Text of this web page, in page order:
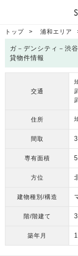
トップ 浦和エリア
ガ－デンシティ－渋
貸物件情報
交通
住所
間取
専有面積
方位
建物種別/構造
階/階建て
築年月